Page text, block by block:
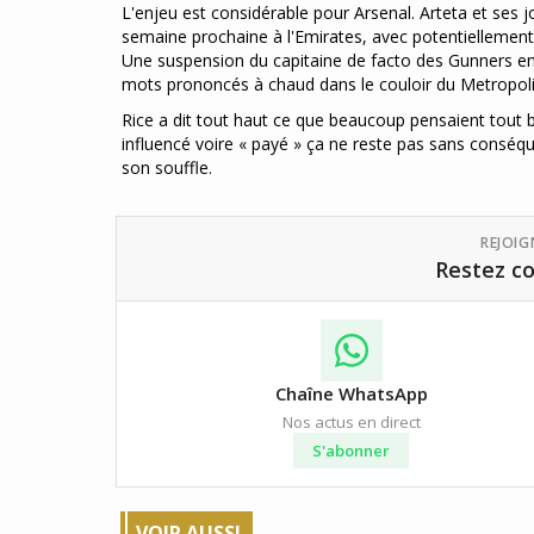
L'enjeu est considérable pour Arsenal. Arteta et ses
semaine prochaine à l'Emirates, avec
Une suspension du capitaine de facto des Gunners
mots prononcés à chaud dans le couloir du
Rice a dit tout haut ce que beaucoup pensaient tout
influencé voire « payé » ça ne reste pas sans
son souffle.
Restez
Chaîne WhatsApp
Nos actus en direct
S'abonner